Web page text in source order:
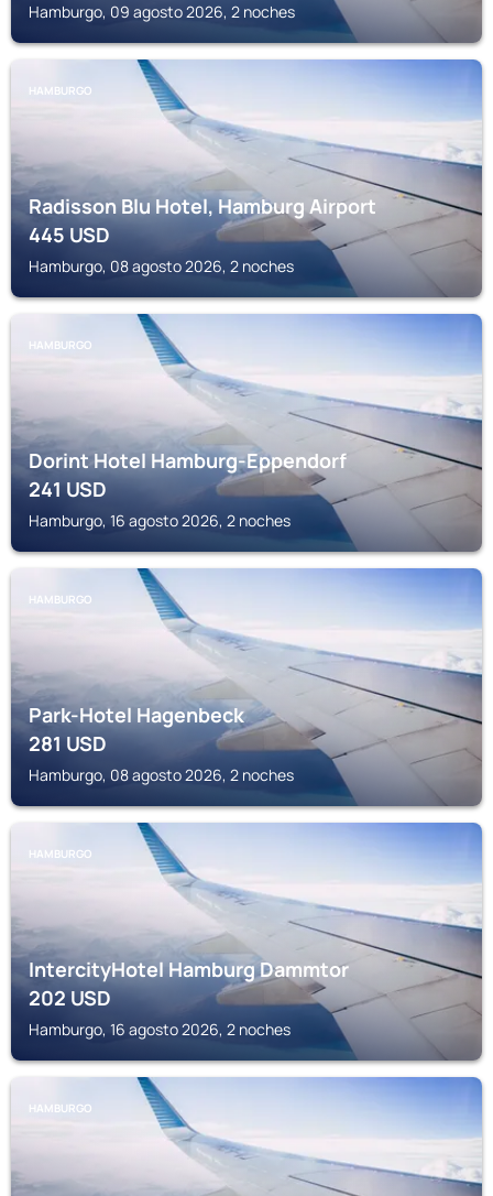
Hamburgo, 09 agosto 2026, 2 noches
HAMBURGO
Radisson Blu Hotel, Hamburg Airport
445USD
Hamburgo, 08 agosto 2026, 2 noches
HAMBURGO
Dorint Hotel Hamburg-Eppendorf
241USD
Hamburgo, 16 agosto 2026, 2 noches
HAMBURGO
Park-Hotel Hagenbeck
281USD
Hamburgo, 08 agosto 2026, 2 noches
HAMBURGO
IntercityHotel Hamburg Dammtor
202USD
Hamburgo, 16 agosto 2026, 2 noches
HAMBURGO